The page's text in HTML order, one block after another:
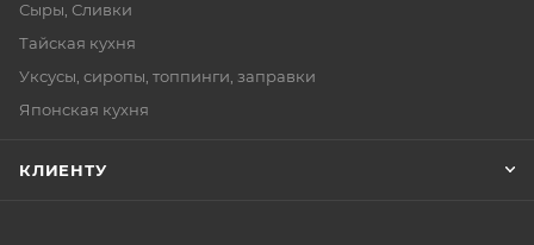
Сыры, Сливки
Тайская кухня
Уксусы, сиропы, топпинги, заправки
Японская кухня
КЛИЕНТУ